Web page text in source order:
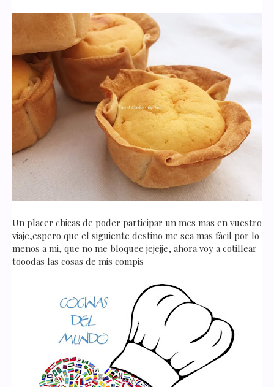
Un placer chicas de poder participar un mes mas en vuestro
viaje,espero que el siguiente destino me sea mas fácil por lo
menos a mi, que no me bloquee jejejje, ahora voy a cotillear
tooodas las cosas de mis compis